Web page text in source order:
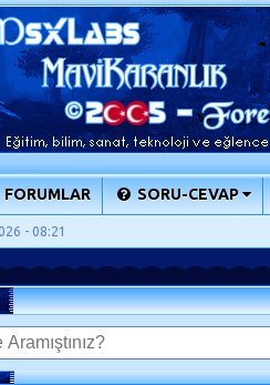
FORUMLAR SORU-CEVAP
- 08:21